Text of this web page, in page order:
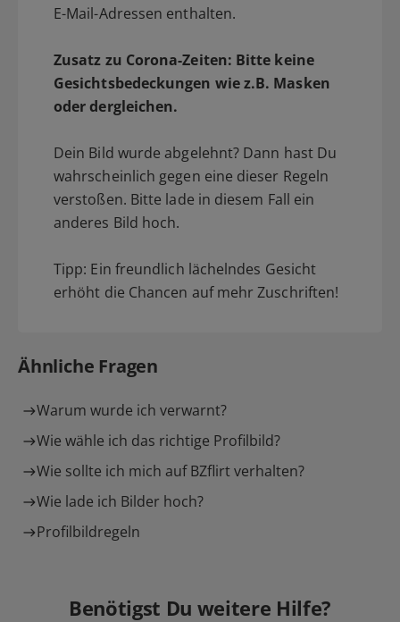
E-Mail-Adressen enthalten.
Zusatz zu Corona-Zeiten: Bitte keine
Gesichtsbedeckungen wie z.B. Masken
oder dergleichen.
Dein Bild wurde abgelehnt? Dann hast Du
wahrscheinlich gegen eine dieser Regeln
verstoßen. Bitte lade in diesem Fall ein
anderes Bild hoch.
Tipp: Ein freundlich lächelndes Gesicht
erhöht die Chancen auf mehr Zuschriften!
Ähnliche Fragen
Warum wurde ich verwarnt?
Wie wähle ich das richtige Profilbild?
Wie sollte ich mich auf BZflirt verhalten?
Wie lade ich Bilder hoch?
Profilbildregeln
Benötigst Du weitere Hilfe?